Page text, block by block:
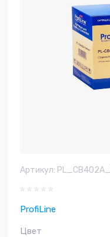
Артикул:
ProfiLine
Цвет